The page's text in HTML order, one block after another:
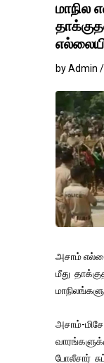
மாநில
by Admin
அசாம்
மீது
அசாம்-
போலீசார்